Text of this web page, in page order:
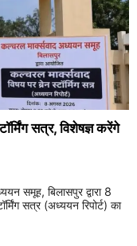
सत्र, विशेषज्ञ करेंगे
समूह, बिलासपुर द्वारा 8
सत्र (अध्ययन रिपोर्ट) का